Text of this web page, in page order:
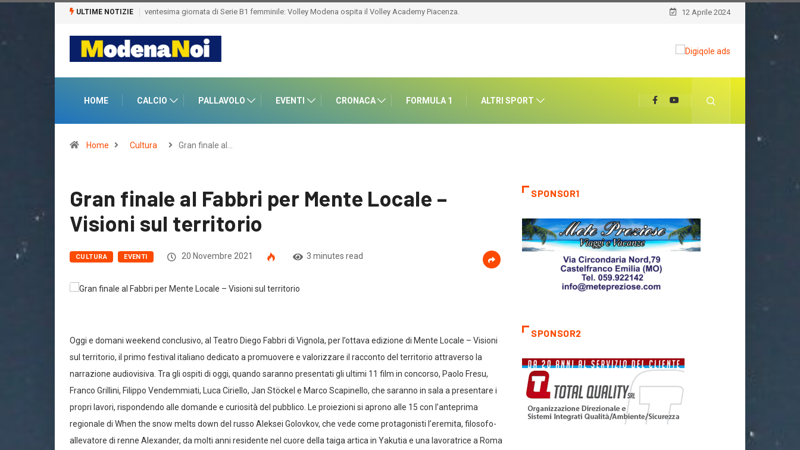
ULTIME NOTIZIE 12 Aprile 2024
HOME CALCIO PALLAVOLO EVENTI CRONACA FORMULA 1 ALTRI SPORT
Home Cultura Gran finale al…
Gran finale al Fabbri per Mente Locale –
Visioni sul territorio
CULTURA EVENTI 20 Novembre 2021 3 minutes read
Oggi e domani weekend conclusivo, al Teatro Diego Fabbri di Vignola, per l’ottava edizione di Mente Locale – Visioni
sul territorio, il primo festival italiano dedicato a promuovere e valorizzare il racconto del territorio attraverso la
narrazione audiovisiva. Tra gli ospiti di oggi, quando saranno presentati gli ultimi 11 film in concorso, Paolo Fresu,
Franco Grillini, Filippo Vendemmiati, Luca Ciriello, Jan Stöckel e Marco Scapinello, che saranno in sala a presentare i
propri lavori, rispondendo alle domande e curiosità del pubblico. Le proiezioni si aprono alle 15 con l’anteprima
regionale di When the snow melts down del russo Aleksei Golovkov, che vede come protagonisti l’eremita, filosofo-
allevatore di renne Alexander, da molti anni residente nel cuore della taiga artica in Yakutia e una lavoratrice a Roma
SPONSOR1
SPONSOR2